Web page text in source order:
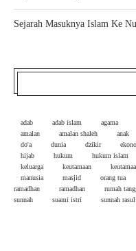
Sejarah Masuknya Islam Ke
adab adab islam agama
amalan
amalan shaleh anak
do'a
dunia dzikir
hijab
hukum hukum islam
keluarga
keutamaan
manusia
masjid orang tua
ramadhan
ramadhan rumah
sunnah
suami istri sunnah rasul